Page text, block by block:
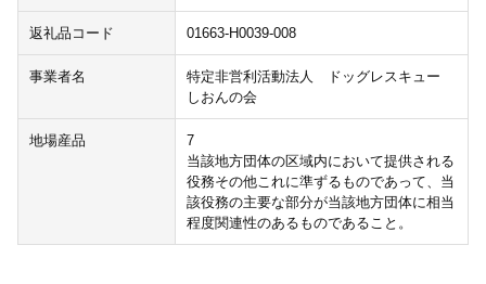
返礼品コード 01663-H0039-008
事業者名
特定非営利活動法人 ドッグレスキュー
しおんの会
地場産品
7
当該地方団体の区域内において提供される
役務その他これに準ずるものであって、当
該役務の主要な部分が当該地方団体に相当
程度関連性のあるものであること。